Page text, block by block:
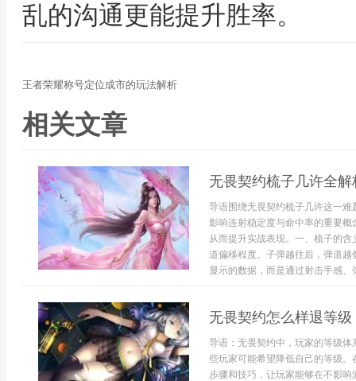
乱的沟通更能提升胜率。
王者荣耀称号定位成市的玩法解析
相关文章
无畏契约梳子几许全
导语围绕无畏契约梳子几许这一
影响连射稳定度与命中率的重要
从而提升实战表现。一、梳子的
道偏移程度。子弹越往后，弹道
显示的数据，而是通过射击手感、
无畏契约怎么样退等级
导语：无畏契约中，玩家的等级
些玩家可能希望降低自己的等级
步骤和技巧，让玩家能够在不影响